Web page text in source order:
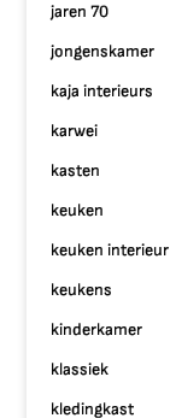
jaren 70
jongenskamer
kaja interieurs
karwei
kasten
keuken
keuken interieur
keukens
kinderkamer
klassiek
kledingkast